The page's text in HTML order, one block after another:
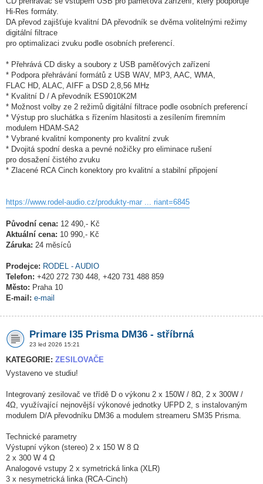
Hi-Res formáty.
DA převod zajišťuje kvalitní DA převodník se dvěma volitelnými režimy
digitální filtrace
pro optimalizaci zvuku podle osobních preferencí.
* Přehrává CD disky a soubory z USB paměťových zařízení
* Podpora přehrávání formátů z USB WAV, MP3, AAC, WMA,
FLAC HD, ALAC, AIFF a DSD 2,8,56 MHz
* Kvalitní D / A převodník ES9010K2M
* Možnost volby ze 2 režimů digitální filtrace podle osobních preferencí
* Výstup pro sluchátka s řízením hlasitosti a zesílením firemním
modulem HDAM-SA2
* Vybrané kvalitní komponenty pro kvalitní zvuk
* Dvojitá spodní deska a pevné nožičky pro eliminace rušení
pro dosažení čistého zvuku
* Zlacené RCA Cinch konektory pro kvalitní a stabilní připojení
https://www.rodel-audio.cz/produkty-mar ... riant=6845
Původní cena: 12 490,- Kč
Aktuální cena: 10 990,- Kč
Záruka: 24 měsíců
Prodejce: RODEL - AUDIO
Telefon: +420 272 730 448, +420 731 488 859
Město: Praha 10
E-mail: e-mail
Primare I35 Prisma DM36 - stříbrná
23 led 2026 15:21
KATEGORIE: ZESILOVAČE
Vystaveno ve studiu!
Integrovaný zesilovač ve třídě D o výkonu 2 x 150W / 8Ω, 2 x 300W /
4Ω, využívající nejnovější výkonové jednotky UFPD 2, s instalovaným
modulem D/A převodníku DM36 a modulem streameru SM35 Prisma.
Technické parametry
Výstupní výkon (stereo) 2 x 150 W 8 Ω
2 x 300 W 4 Ω
Analogové vstupy 2 x symetrická linka (XLR)
3 x nesymetrická linka (RCA-Cinch)